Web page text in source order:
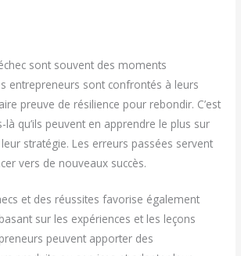
sont souvent des moments
entrepreneurs sont confrontés à leurs
preuve de résilience pour rebondir. C’est
qu’ils peuvent en apprendre le plus sur
stratégie. Les erreurs passées servent
vers de nouveaux succès.
et des réussites favorise également
sur les expériences et les leçons
peuvent apporter des